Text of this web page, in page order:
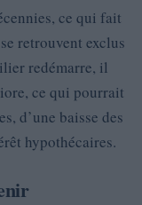
ce qui fait
retrouvent exclus
redémarre, il
ce qui pourrait
d’une baisse des
hypothécaires.